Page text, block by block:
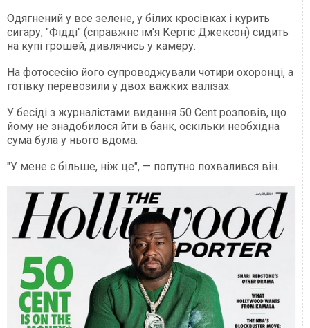
Одягнений у все зелене, у білих кросівках і курить
сигару, "Фідді" (справжнє ім'я Кертіс Джексон) сидить
на купі грошей, дивлячись у камеру.
На фотосесію його супроводжували чотири охоронці, а
готівку перевозили у двох важких валізах.
У бесіді з журналістами видання 50 Cent розповів, що
йому не знадобилося йти в банк, оскільки необхідна
сума була у нього вдома.
"У мене є більше, ніж це", — попутно похвалився він.